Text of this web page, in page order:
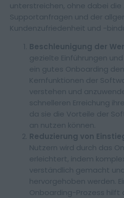
unterstreichen, ohne dabei die
Supportanfragen und der
Kundenzufriedenheit und -
Beschleunigung der
gezielte Einführungen
ein gutes Onboarding
Kernfunktionen der
verstehen und
schnelleren Erreichung
da sie die Vorteile der
an nutzen können.
Reduzierung von
Nutzern wird durch das
erleichtert, indem
verständlich gemacht
hervorgehoben werden.
Onboarding-Prozess hilft